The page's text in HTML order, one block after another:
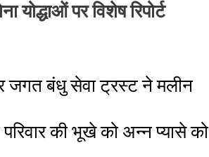
योद्धाओं पर विशेष रिपोर्ट
बंधु सेवा ट्रस्ट ने मलीन
की भूखे को अन्न प्यासे को